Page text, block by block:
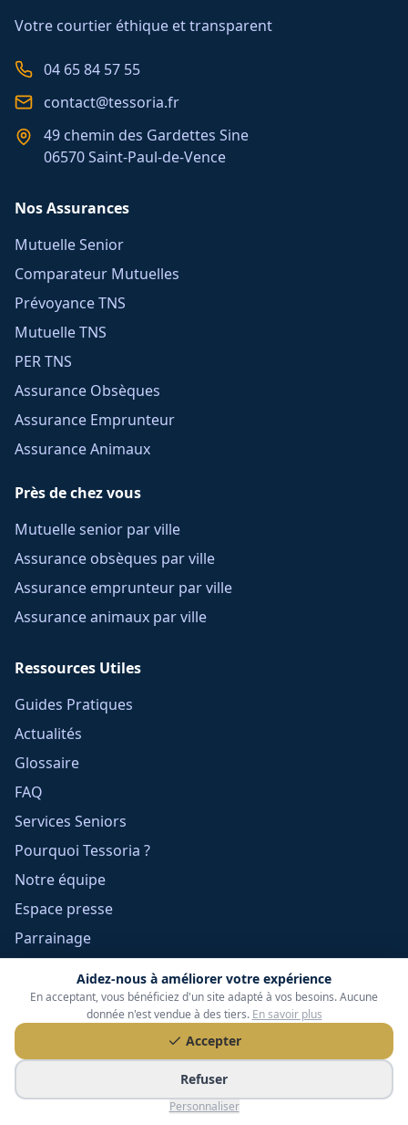
Aidez-nous à améliorer votre expérience
En acceptant, vous bénéficiez d'un site adapté à vos besoins. Aucune
donnée n'est vendue à des tiers. En savoir plus
Accepter
Refuser
Personnaliser
Votre courtier éthique et transparent
04 65 84 57 55
contact@tessoria.fr
49 chemin des Gardettes Sine
06570 Saint-Paul-de-Vence
Nos Assurances
Mutuelle Senior
Comparateur Mutuelles
Prévoyance TNS
Mutuelle TNS
PER TNS
Assurance Obsèques
Assurance Emprunteur
Assurance Animaux
Près de chez vous
Mutuelle senior par ville
Assurance obsèques par ville
Assurance emprunteur par ville
Assurance animaux par ville
Ressources Utiles
Guides Pratiques
Actualités
Glossaire
FAQ
Services Seniors
Pourquoi Tessoria ?
Notre équipe
Espace presse
Parrainage
Informations légales
Mentions légales